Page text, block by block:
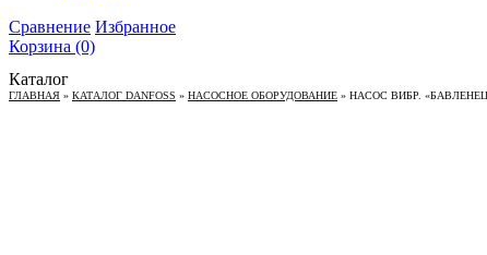
Сравнение Избранное
Корзина (0)
Каталог
ГЛАВНАЯ » КАТАЛОГ DANFOSS » НАСОСНОЕ ОБОРУДОВАНИЕ » НАСОС ВИБР. «БАВЛЕНЕЦ-